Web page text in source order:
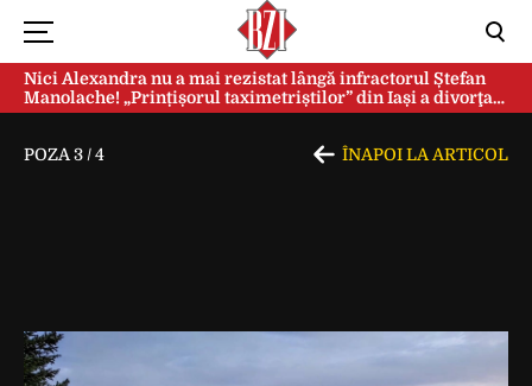
Nici Alexandra nu a mai rezistat lângă infractorul Ștefan
Manolache! „Prințișorul taximetriștilor” din Iași a divorţat
după doi ani de căsnicie
POZA 3 /4 ÎNAPOI LA ARTICOL